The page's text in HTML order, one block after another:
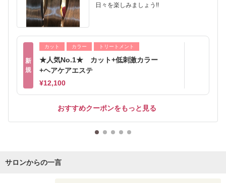
日々を楽しみましょう!!
新
規
カット カラー トリートメント
★人気No.1★ カット+低刺激カラー
+ヘアケアエステ
¥12,100
おすすめクーポンをもっと見る
サロンからの一言